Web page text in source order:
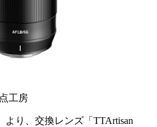
工房
り、交換レンズ「TTArtisan